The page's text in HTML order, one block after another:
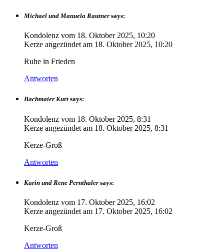
Michael und Manuela Rautner says:
Kondolenz vom 18. Oktober 2025, 10:20
Kerze angezündet am 18. Oktober 2025, 10:20
Ruhe in Frieden
Antworten
Bachmaier Kurt says:
Kondolenz vom 18. Oktober 2025, 8:31
Kerze angezündet am 18. Oktober 2025, 8:31
Kerze-Groß
Antworten
Karin und Rene Pernthaler says:
Kondolenz vom 17. Oktober 2025, 16:02
Kerze angezündet am 17. Oktober 2025, 16:02
Kerze-Groß
Antworten